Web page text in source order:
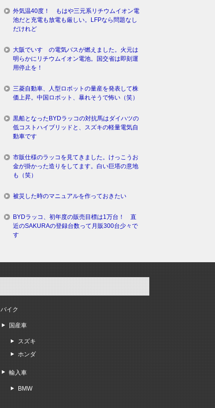
外気温40度！ もはや三元系リチウムイオン電
池だと充電も放電も厳しい。LFPなら問題なし
だけれど
大阪でいすゞの電気バスが燃えました。火元は
明らかにリチウムイオン電池。国交省は即刻運
用停止を！
三菱自動車、人型ロボットの量産を発表して株
価上昇。中国ロボット、暴れそうで怖い（笑）
黒船となったBYDラッコの対抗馬はダイハツの
低コストハイブリッドと、スズキの軽量電気自
動車です
市販仕様のラッコを見てきました。けっこうお
金が掛かった造りをしてます。白い巨塔の意地
も（笑）
被災した時のマニュアルを作っておきたい
BYDラッコ、初年度の販売目標は1万台！ 直
近のSAKURAの登録台数って月販300台少々で
す
バイク
国産車
スズキ
ホンダ
輸入車
BMW